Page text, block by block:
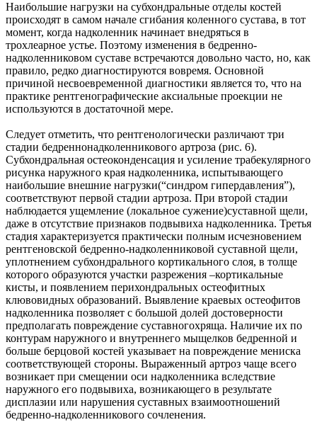
Наибольшие нагрузки на субхондральные отделы костей
происходят в самом начале сгибания коленного сустава, в тот
момент, когда надколенник начинает внедряться в
трохлеарное устье. Поэтому изменения в бедренно-
надколенниковом суставе встречаются довольно часто, но, как
правило, редко диагностируются вовремя. Основной
причиной несвоевременной диагностики является то, что на
практике рентгенографические аксиальные проекции не
используются в достаточной мере.
Следует отметить, что рентгенологически различают три
стадии бедреннонадколенникового артроза (рис. 6).
Субхондральная остеоконденсация и усиление трабекулярного
рисунка наружного края надколенника, испытывающего
наибольшие внешние нагрузки(“синдром гипердавления”),
соответствуют первой стадии артроза. При второй стадии
наблюдается ущемление (локальное сужение)суставной щели,
даже в отсутствие признаков подвывиха надколенника. Третья
стадия характеризуется практически полным исчезновением
рентгеновской бедренно-надколенниковой суставной щели,
уплотнением субхондрального кортикального слоя, в толще
которого образуются участки разрежения –кортикальные
кисты, и появлением перихондральных остеофитных
клювовидных образований. Выявление краевых остеофитов
надколенника позволяет с большой долей достоверности
предполагать повреждение суставногохряща. Наличие их по
контурам наружного и внутреннего мыщелков бедренной и
больше берцовой костей указывает на повреждение мениска
соответствующей стороны. Выраженный артроз чаще всего
возникает при смещении оси надколенника вследствие
наружного его подвывиха, возникающего в результате
дисплазии или нарушения суставных взаимоотношений
бедренно-надколенникового сочленения.